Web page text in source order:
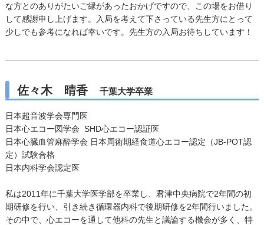
な方とのありがたいご縁があったおかげですので、この場をお借り
して感謝申し上げます。入局を考えて下さっている先生方にとって
少しでも参考になれば幸いです。先生方の入局お待ちしています！
佐々木 晴香 千葉大学卒業
日本超音波学会専門医
日本心エコー図学会 SHD心エコー認証医
日本心臓血管麻酔学会 日本周術期経食道心エコー認定（JB-POT認
定）試験合格
日本内科学会認定医
私は2011年に千葉大学医学部を卒業し、君津中央病院で2年間の初
期研修を行い、引き続き循環器内科で後期研修を2年間行いました。
その中で、心エコーを通して他科の先生と議論する機会が多く、特